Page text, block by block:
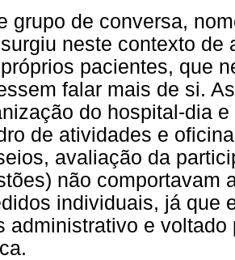
grupo de conversa,
neste contexto de
pacientes, que
falar mais de si.
do hospital-dia
de atividades e
avaliação da
não comportavam
individuais, já que
administrativo e